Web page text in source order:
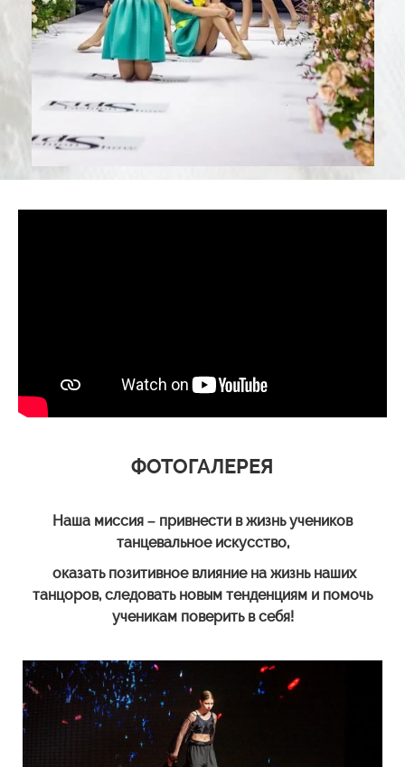
ФОТОГАЛЕРЕЯ
Наша миссия – привнести в жизнь учеников
танцевальное искусство,
оказать позитивное влияние на жизнь наших
танцоров, следовать новым тенденциям и помочь
ученикам поверить в себя!